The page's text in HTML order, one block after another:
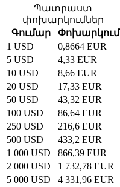
Պատրաստ
փոխարկումներ
Գումար
Փոխարկում
1 USD
0,8664 EUR
5 USD
4,33 EUR
10 USD
8,66 EUR
20 USD
17,33 EUR
50 USD
43,32 EUR
100 USD
86,64 EUR
250 USD
216,6 EUR
500 USD
433,2 EUR
1 000 USD
866,39 EUR
2 000 USD
1 732,78 EUR
5 000 USD
4 331,96 EUR